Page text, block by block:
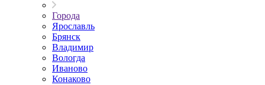
Города
Ярославль
Брянск
Владимир
Вологда
Иваново
Конаково